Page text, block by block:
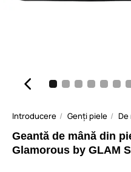
Introducere Genți piele De
Geantă de mână din
Glamorous by GLAM